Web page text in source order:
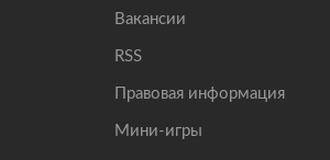
Вакансии
RSS
Правовая информация
Мини-игры